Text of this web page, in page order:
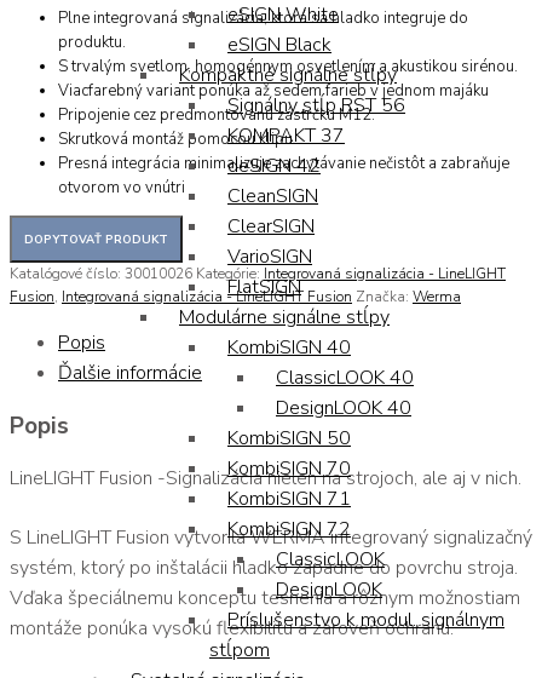
eSIGN White
eSIGN Black
Kompaktné signálne stĺpy
Signálny stĺp RST 56
KOMPAKT 37
deSIGN 42
CleanSIGN
ClearSIGN
VarioSIGN
FlatSIGN
Modulárne signálne stĺpy
KombiSIGN 40
ClassicLOOK 40
DesignLOOK 40
KombiSIGN 50
KombiSIGN 70
KombiSIGN 71
KombiSIGN 72
ClassicLOOK
DesignLOOK
Príslušenstvo k modul. signálnym
stĺpom
Plne integrovaná signalizácia, ktorá sa hladko integruje do
produktu.
S trvalým svetlom, homogénnym osvetlením a akustikou sirénou.
Viacfarebný variant ponúka až sedem farieb v jednom majáku
Pripojenie cez predmontovanú zástrčku M12.
Skrutková montáž pomocou klipu.
Presná integrácia minimalizuje zachytávanie nečistôt a zabraňuje
otvorom vo vnútri
Katalógové číslo: 30010026 Kategórie: Integrovaná signalizácia - LineLIGHT
Fusion, Integrovaná signalizácia - LineLIGHT Fusion Značka: Werma
Popis
Ďalšie informácie
Popis
LineLIGHT Fusion -Signalizácia nielen na strojoch, ale aj v nich.
S LineLIGHT Fusion vytvorila WERMA integrovaný signalizačný
systém, ktorý po inštalácii hladko zapadne do povrchu stroja.
Vďaka špeciálnemu konceptu tesnenia a rôznym možnostiam
montáže ponúka vysokú flexibilitu a zároveň ochranu.